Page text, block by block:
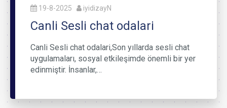
19-8-2025 iyidizayN
Canli Sesli chat odalari
Canli Sesli chat odalari,Son yıllarda sesli chat
uygulamaları, sosyal etkileşimde önemli bir yer
edinmiştir. İnsanlar,…